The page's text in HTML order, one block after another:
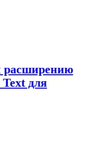
расширению
для